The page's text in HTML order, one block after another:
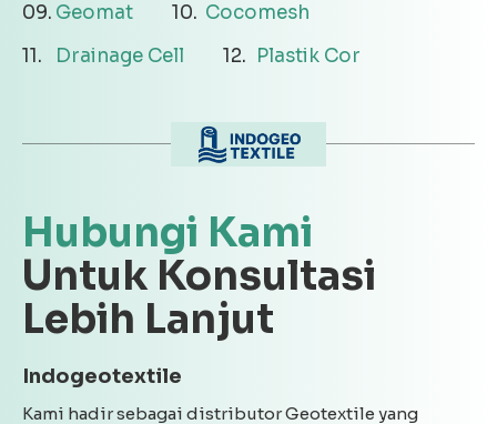
Geomat
Cocomesh
Drainage Cell
Plastik Cor
Hubungi Kami
Untuk Konsultasi
Lebih Lanjut
Indogeotextile
Kami hadir sebagai distributor Geotextile yang